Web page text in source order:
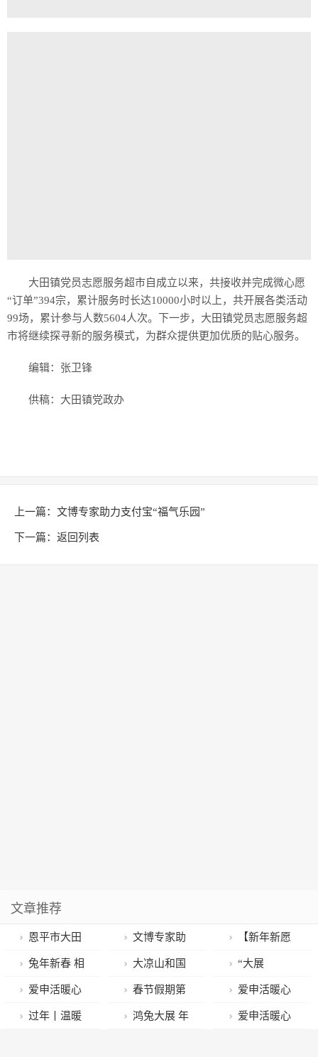
大田镇党员志愿服务超市自成立以来，共接收并完成微心愿
“订单”394宗，累计服务时长达10000小时以上，共开展各类活动
99场，累计参与人数5604人次。下一步，大田镇党员志愿服务超
市将继续探寻新的服务模式，为群众提供更加优质的贴心服务。
编辑：张卫锋
供稿：大田镇党政办
上一篇： 文博专家助力支付宝“福气乐园”
下一篇： 返回列表
文章推荐
恩平市大田
镇暖心服务“志
愿红”，迎接新
年“开门红”
文博专家助
力支付宝“福气
乐园”
【新年新愿
景】2023，听
听民勤县东湖
镇下月村人的
兔年新春 相
约博物馆 欢度
中国年
大凉山和国
宝的梦幻联
动！歌声再次
“大展
宏‘兔’——癸
卯（兔年）生
爱申活暖心
春丨上海环球
春节假期第
三日 古镇成全
爱申活暖心
春丨普陀社卫
过年丨温暖 鸿兔大展 年 爱申活暖心